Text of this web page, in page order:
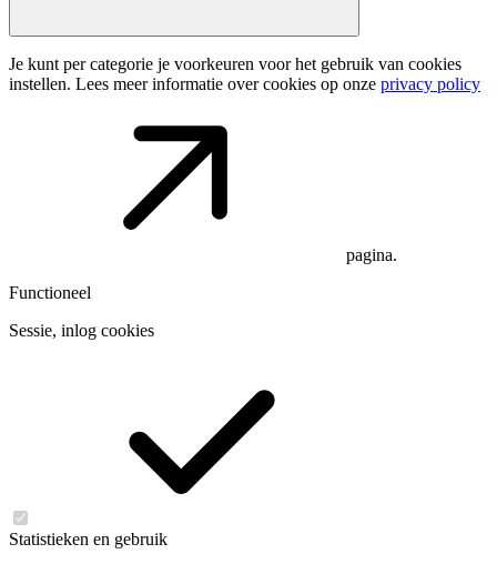
Je kunt per categorie je voorkeuren voor het gebruik van cookies
instellen. Lees meer informatie over cookies op onze privacy policy
pagina.
Functioneel
Sessie, inlog cookies
Statistieken en gebruik